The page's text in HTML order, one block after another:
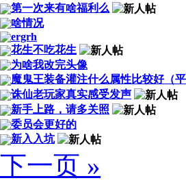
第一次来有啥福利么
啥情况
ergrh
花生不吃花生
为啥我改完头像
魔鬼王装备灌注什么属性比较好（平
诛仙老玩家真实感受发声
新手上路，请多关照
委员会更好的
新入入坑
下一页 »